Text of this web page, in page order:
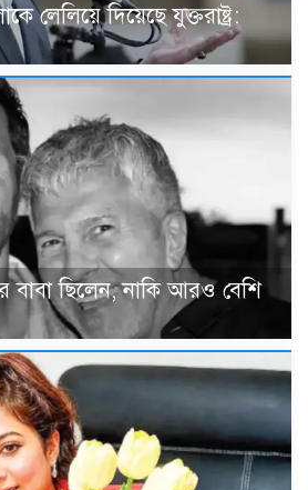
লেলিয়ে দিয়েছে যুক্তরাষ্ট্র:
বাবা ছিলেন, নাকি আরও বেশি